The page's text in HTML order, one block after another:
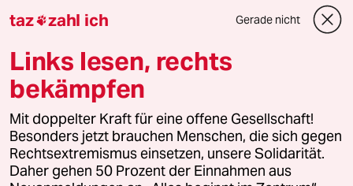
Ressorts
Politik
Öko
Gesellschaft
Kultur
taz zahl ich Gerade nicht
Links lesen, rechts
bekämpfen
Mit doppelter Kraft für eine offene Gesellschaft!
Besonders jetzt brauchen Menschen, die sich gegen
Rechtsextremismus einsetzen, unsere Solidarität.
Daher gehen 50 Prozent der Einnahmen aus